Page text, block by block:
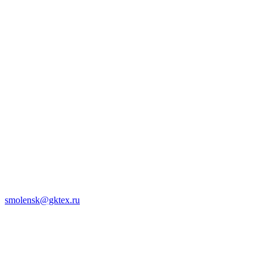
smolensk@gktex.ru